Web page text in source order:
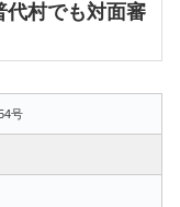
村でも対面審
号